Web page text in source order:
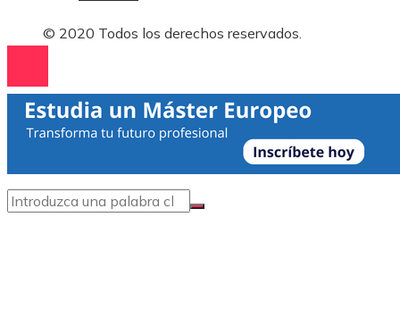
© 2020 Todos los derechos reservados.